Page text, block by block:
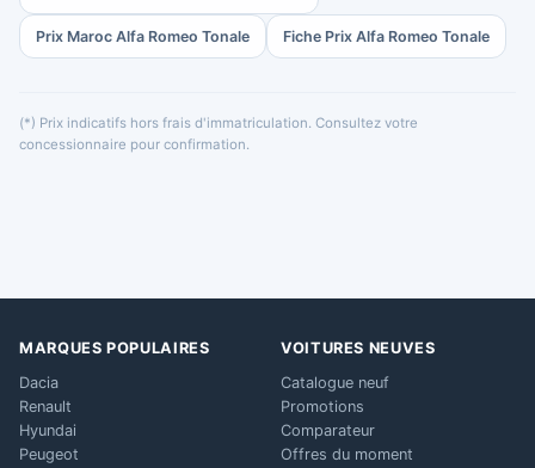
Prix Maroc Alfa Romeo Tonale Fiche Prix Alfa Romeo Tonale
(*) Prix indicatifs hors frais d'immatriculation. Consultez votre
concessionnaire pour confirmation.
MARQUES POPULAIRES
Dacia
Renault
Hyundai
Peugeot
VOITURES NEUVES
Catalogue neuf
Promotions
Comparateur
Offres du moment